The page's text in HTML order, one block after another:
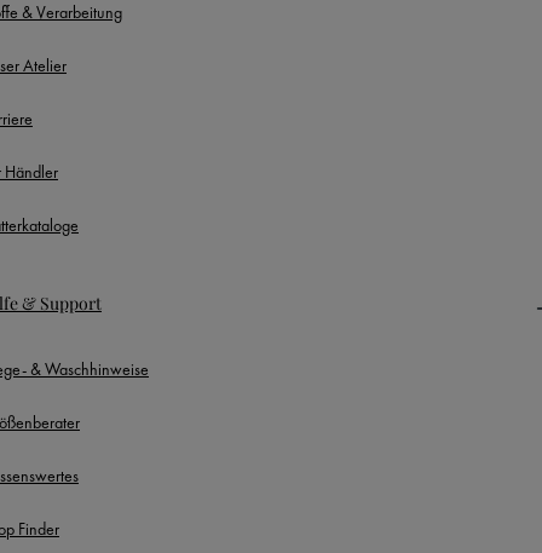
& Verarbeitung
Atelier
Händler
& Support
& Waschhinweise
Finder